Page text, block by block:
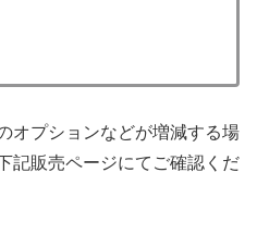
オプションなどが増減する場
記販売ページにてご確認くだ